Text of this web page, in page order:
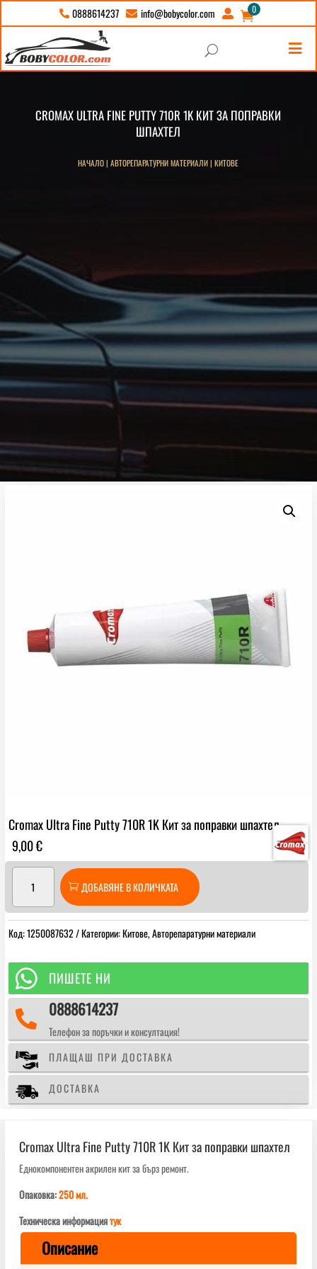
 0888614237  info@bobycolor.com  
0

U
CROMAX ULTRA FINE PUTTY 710R 1K КИТ ЗА ПОПРАВКИ
ШПАХТЕЛ
НАЧАЛО|АВТОРЕПАРАТУРНИ МАТЕРИАЛИ|КИТОВЕ
Cromax Ultra Fine Putty 710R 1K Кит за поправки шпахтел
9,00€
Cromax
Ultra
Fine
710R
1K
за
шпахтел
ДОБАВЯНЕ В КОЛИЧКАТА
Код:1250087632 Категории:Китове,Авторепаратурни материали
 ПИШЕТЕ НИ
 0888614237
Телефон за поръчки и консултация!
ПЛАЩАШ ПРИ ДОСТАВКА
ДОСТАВКА
Cromax Ultra Fine Putty 710R 1K Кит за поправки шпахтел
Еднокомпонентен акрилен кит за бърз ремонт.
Опаковка:250 мл.
Техническа информациятук
Описание